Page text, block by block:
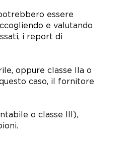
essere
e valutando
i report di
oppure classe IIa o
caso, il fornitore
o classe III),